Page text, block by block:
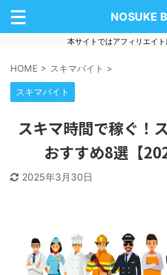
NOSUKE
本サイトではアフィリエイ
HOME > スキマバイト >
スキマバイト
スキマ時間で稼ぐ！
おすすめ8選【
2025年3月30日